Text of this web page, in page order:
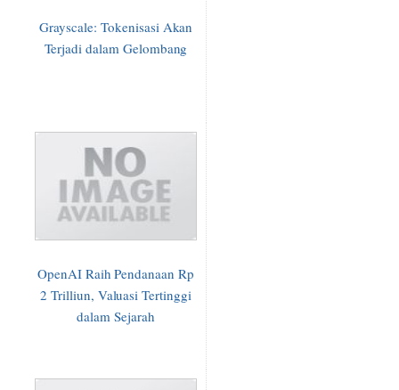
Grayscale: Tokenisasi Akan
Terjadi dalam Gelombang
OpenAI Raih Pendanaan Rp
2 Trilliun, Valuasi Tertinggi
dalam Sejarah